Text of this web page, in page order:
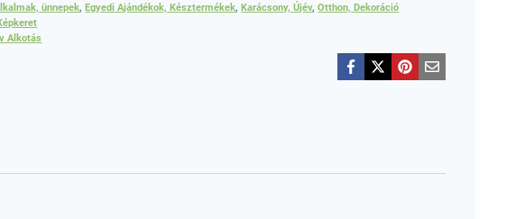
ünnepek,Egyedi Ajándékok, Késztermékek,Karácsony, Újév,Otthon, Dekoráció
Alkotás